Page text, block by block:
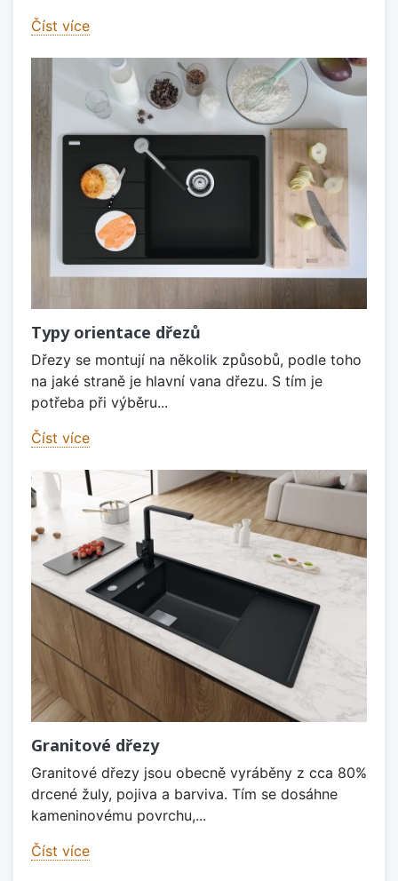
Číst více
Typy orientace dřezů
Dřezy se montují na několik způsobů, podle toho
na jaké straně je hlavní vana dřezu. S tím je
potřeba při výběru...
Číst více
Granitové dřezy
Granitové dřezy jsou obecně vyráběny z cca 80%
drcené žuly, pojiva a barviva. Tím se dosáhne
kameninovému povrchu,...
Číst více